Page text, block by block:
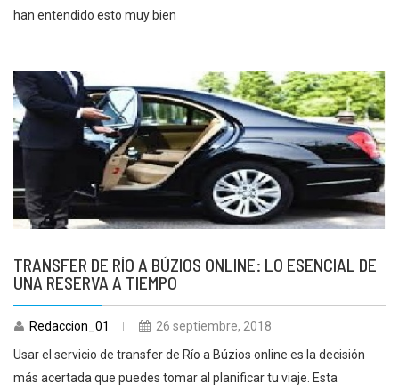
han entendido esto muy bien
TRANSFER DE RÍO A BÚZIOS ONLINE: LO ESENCIAL DE
UNA RESERVA A TIEMPO
Redaccion_01
26 septiembre, 2018
Usar el servicio de transfer de Río a Búzios online es la decisión
más acertada que puedes tomar al planificar tu viaje. Esta